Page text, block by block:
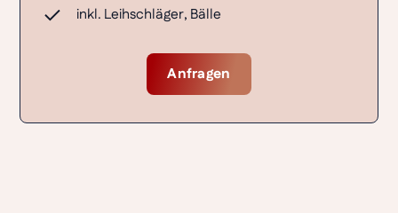
inkl. Leihschläger, Bälle
Anfragen